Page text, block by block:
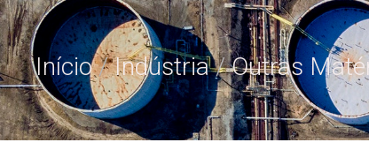
Início/Indústria/Outras